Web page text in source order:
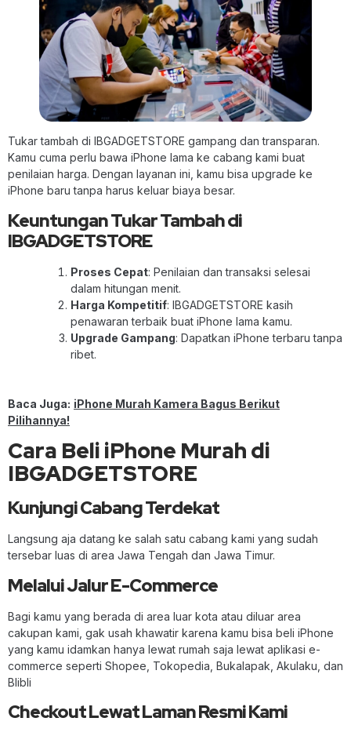
Tukar tambah di IBGADGETSTORE gampang dan transparan.
Kamu cuma perlu bawa iPhone lama ke cabang kami buat
penilaian harga. Dengan layanan ini, kamu bisa upgrade ke
iPhone baru tanpa harus keluar biaya besar.
Keuntungan Tukar Tambah di
IBGADGETSTORE
Proses Cepat: Penilaian dan transaksi selesai
dalam hitungan menit.
Harga Kompetitif: IBGADGETSTORE kasih
penawaran terbaik buat iPhone lama kamu.
Upgrade Gampang: Dapatkan iPhone terbaru tanpa
ribet.
Baca Juga: iPhone Murah Kamera Bagus Berikut
Pilihannya!
Cara Beli iPhone Murah di
IBGADGETSTORE
Kunjungi Cabang Terdekat
Langsung aja datang ke salah satu cabang kami yang sudah
tersebar luas di area Jawa Tengah dan Jawa Timur.
Melalui Jalur E-Commerce
Bagi kamu yang berada di area luar kota atau diluar area
cakupan kami, gak usah khawatir karena kamu bisa beli iPhone
yang kamu idamkan hanya lewat rumah saja lewat aplikasi e-
commerce seperti Shopee, Tokopedia, Bukalapak, Akulaku, dan
Blibli
Checkout Lewat Laman Resmi Kami